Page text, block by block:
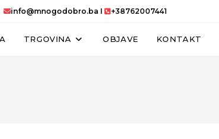
info@mnogodobro.ba I +38762007441
TRGOVINA OBJAVE KONTAKT